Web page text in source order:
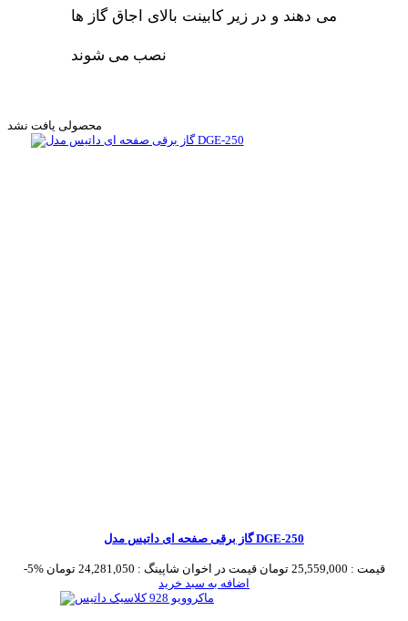
می دهند و در زیر کابینت بالای اجاق گاز ها
نصب می شوند
محصولی یافت نشد
گاز برقی صفحه ای داتیس مدل DGE-250
-5% قیمت : 25,559,000 تومان قیمت در اخوان شاپینگ : 24,281,050 تومان
اضافه به سبد خرید